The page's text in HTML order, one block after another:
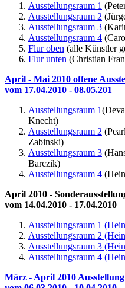
Ausstellungsraum 1
Ausstellungsraum 2
Ausstellungsraum 3
Ausstellungsraum 4
Flur oben (alle Künstler
Flur unten (Christian
April - Mai 2010 offene
vom 17.04.2010 - 08.05.201
Ausstellungsraum 1
Knecht)
Ausstellungsraum 2
Zabinski)
Ausstellungsraum 3
Barczik)
Ausstellungsraum 4
April 2010 -
vom 14.04.2010 - 17.04.2010
Ausstellungsraum 1
Ausstellungsraum 2
Ausstellungsraum 3
Ausstellungsraum 4
März - April 2010